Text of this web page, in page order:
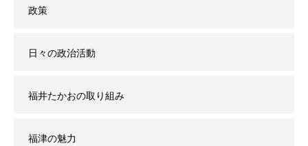
政策
日々の政治活動
福井たかおの取り組み
福津の魅力